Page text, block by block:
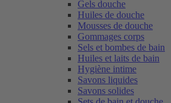
Gels douche
Huiles de douche
Mousses de douche
Gommages corps
Sels et bombes de bain
Huiles et laits de bain
Hygiène intime
Savons liquides
Savons solides